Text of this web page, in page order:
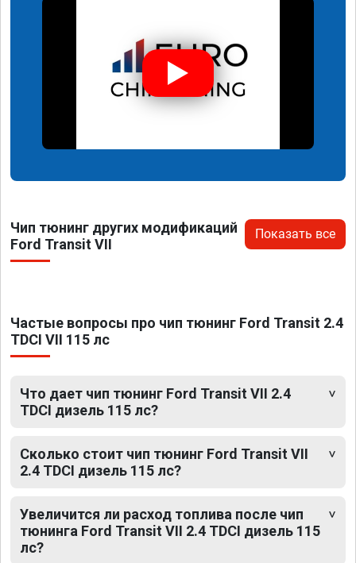
Чип тюнинг других модификаций
Ford Transit VII
Показать все
Частые вопросы про чип тюнинг Ford Transit 2.4
TDCI VII 115 лс
Что дает чип тюнинг Ford Transit VII 2.4
TDCI дизель 115 лс?
Сколько стоит чип тюнинг Ford Transit VII
2.4 TDCI дизель 115 лс?
Увеличится ли расход топлива после чип
тюнинга Ford Transit VII 2.4 TDCI дизель 115
лс?